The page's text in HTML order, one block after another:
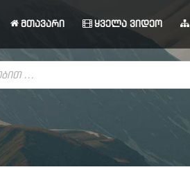
მთავარი ყველა ვიდეო